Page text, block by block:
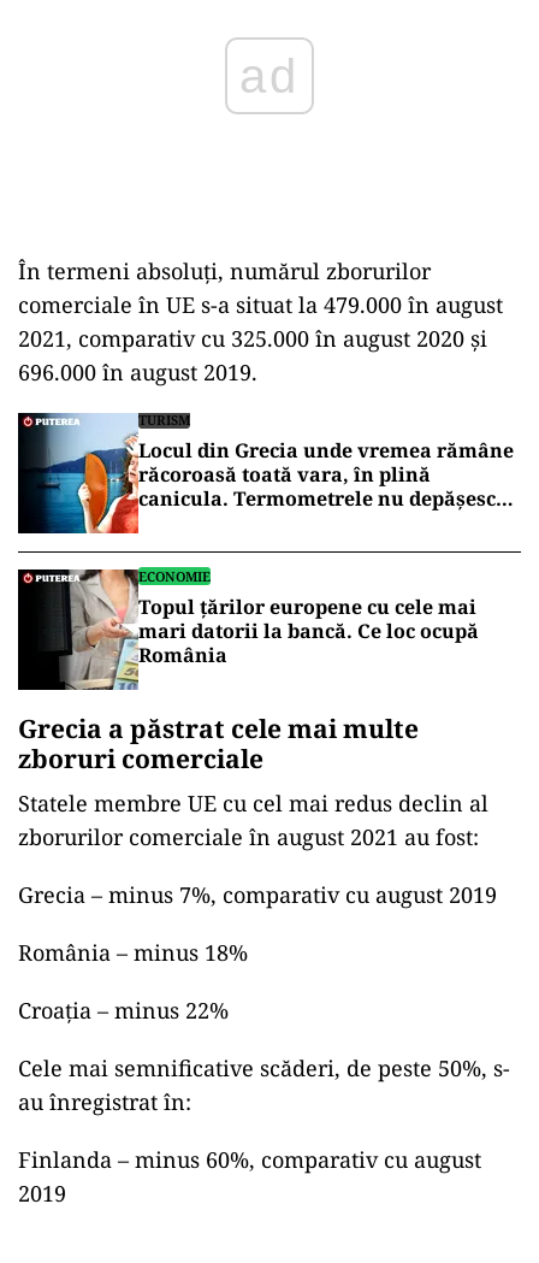
În termeni absoluţi, numărul zborurilor
comerciale în UE s-a situat la 479.000 în august
2021, comparativ cu 325.000 în august 2020 şi
696.000 în august 2019.
TURISM
Locul din Grecia unde vremea rămâne
răcoroasă toată vara, în plină
canicula. Termometrele nu depășesc
ECONOMIE
Topul țărilor europene cu cele mai
mari datorii la bancă. Ce loc ocupă
România
Grecia a păstrat cele mai multe
zboruri comerciale
Statele membre UE cu cel mai redus declin al
zborurilor comerciale în august 2021 au fost:
Grecia – minus 7%, comparativ cu august 2019
România – minus 18%
Croaţia – minus 22%
Cele mai semnificative scăderi, de peste 50%, s-
au înregistrat în:
Finlanda – minus 60%, comparativ cu august
2019